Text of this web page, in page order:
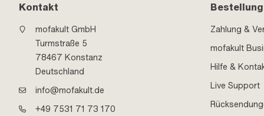
Kontakt
mofakult GmbH
Turmstraße 5
78467 Konstanz
Deutschland
info@mofakult.de
+49 7531 71 73 170
Bestellung
Zahlung &
mofakult
Hilfe &
Live Support